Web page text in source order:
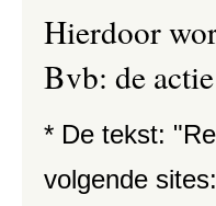
Hierdoor
Bvb: de
* De tekst:
volgende sites: